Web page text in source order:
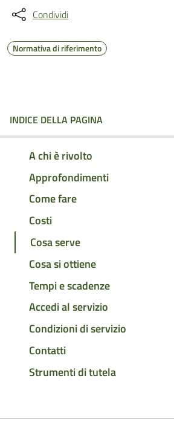
Condividi
Normativa di riferimento
INDICE DELLA PAGINA
A chi è rivolto
Approfondimenti
Come fare
Costi
Cosa serve
Cosa si ottiene
Tempi e scadenze
Accedi al servizio
Condizioni di servizio
Contatti
Strumenti di tutela